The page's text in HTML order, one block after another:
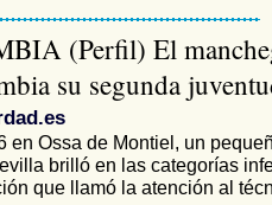
(Perfil) El
su segunda
en Ossa de Montiel, un
brilló en las categorías
que llamó la atención al